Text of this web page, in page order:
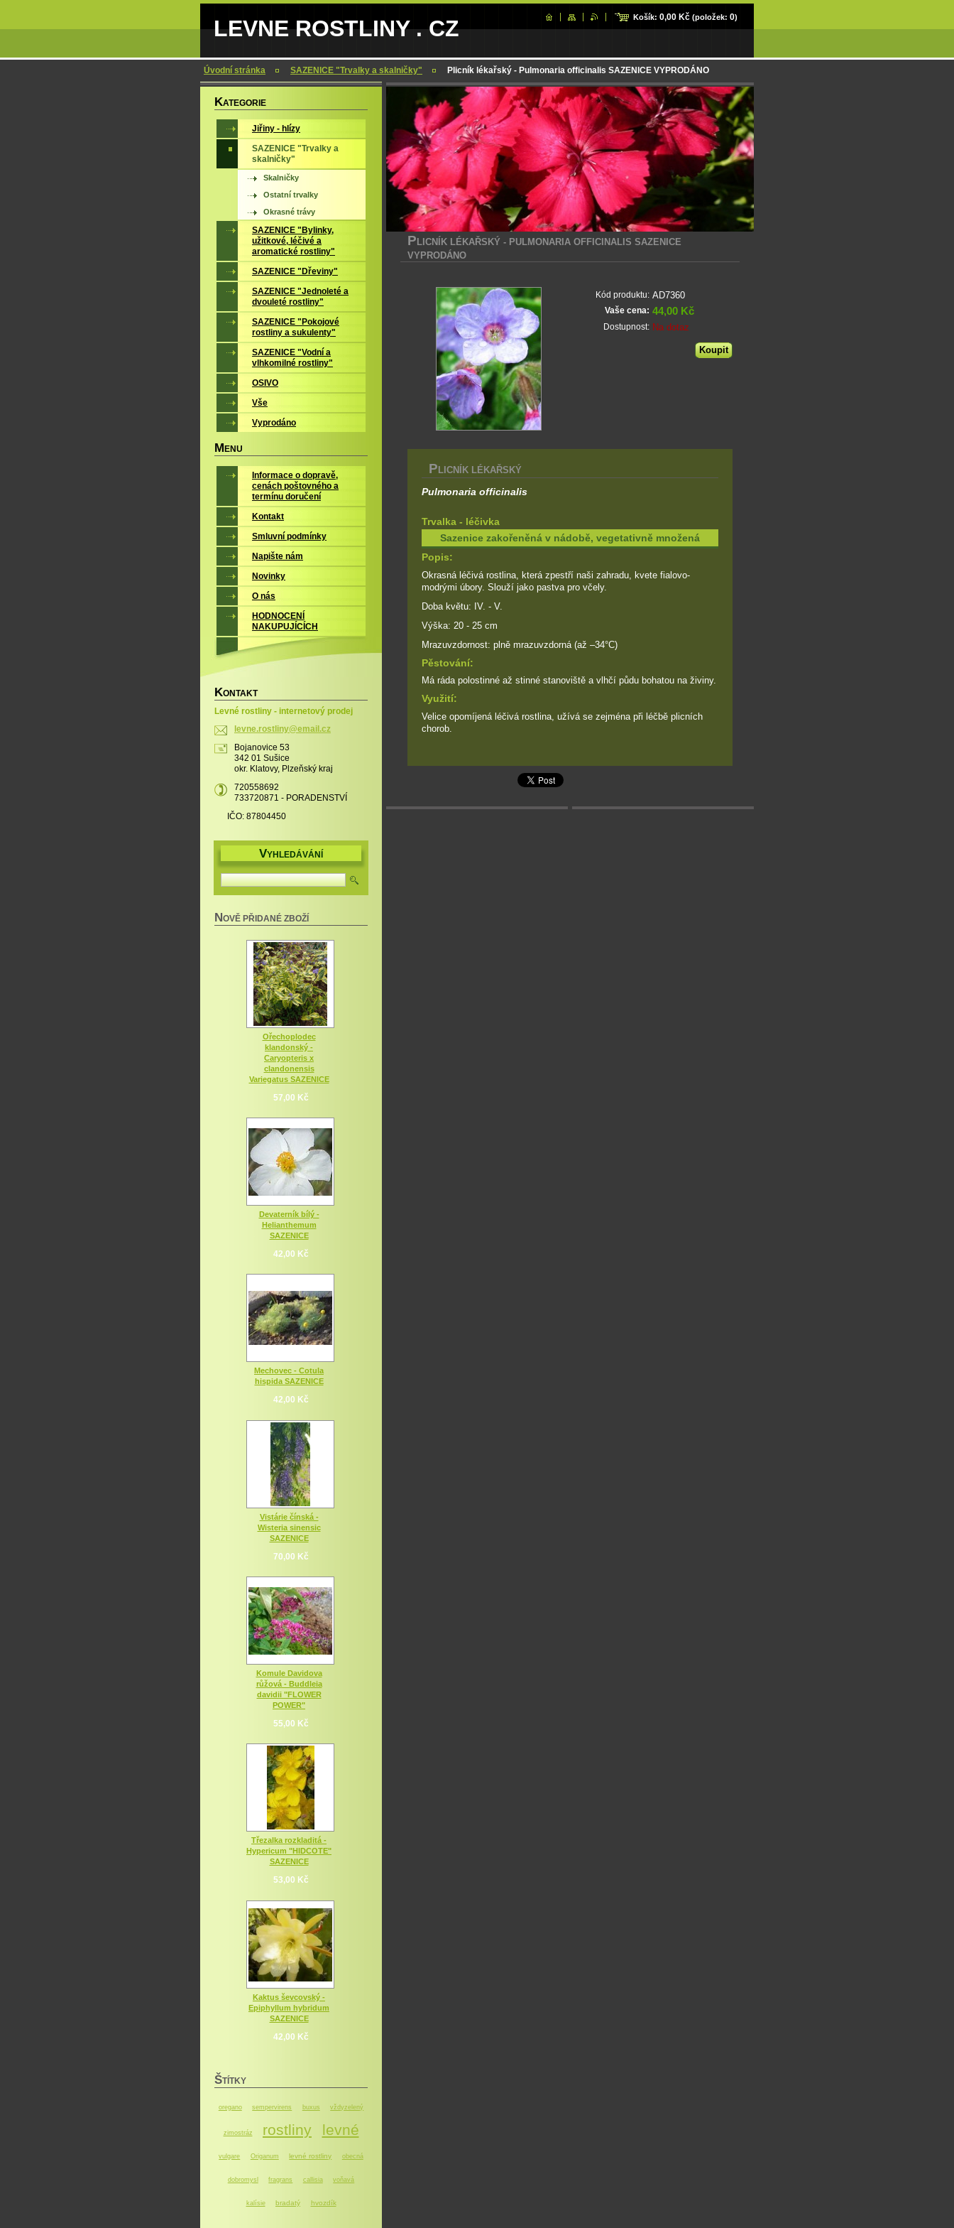
LEVNE ROSTLINY . CZ Košík: 0,00 Kč (položek: 0)
Úvodní stránka SAZENICE "Trvalky a skalničky" Plicník lékařský - Pulmonaria officinalis SAZENICE VYPRODÁNO
P LICNÍK LÉKAŘSKÝ - PULMONARIA OFFICINALIS SAZENICE
VYPRODÁNO
Kód produktu: AD7360
Vaše cena: 44,00 Kč
Dostupnost: Na dotaz
P LICNÍK LÉKAŘSKÝ
Pulmonaria officinalis
Trvalka - léčivka
Sazenice zakořeněná v nádobě, vegetativně množená
Popis:
Okrasná léčivá rostlina, která zpestří naši zahradu, kvete fialovo-
modrými úbory. Slouží jako pastva pro včely.
Doba květu: IV. - V.
Výška: 20 - 25 cm
Mrazuvzdornost: plně mrazuvzdorná (až –34°C)
Pěstování:
Má ráda polostinné až stinné stanoviště a vlhčí půdu bohatou na živiny.
Využití:
Velice opomíjená léčivá rostlina, užívá se zejména při léčbě plicních
chorob.
KATEGORIE
Jiřiny - hlízy
SAZENICE "Trvalky a
skalničky"
Skalničky
Ostatní trvalky
Okrasné trávy
SAZENICE "Bylinky,
užitkové, léčivé a
aromatické rostliny"
SAZENICE "Dřeviny"
SAZENICE "Jednoleté a
dvouleté rostliny"
SAZENICE "Pokojové
rostliny a sukulenty"
SAZENICE "Vodní a
vlhkomilné rostliny"
OSIVO
Vše
Vyprodáno
M ENU
Informace o dopravě,
cenách poštovného a
termínu doručení
Kontakt
Smluvní podmínky
Napište nám
Novinky
O nás
HODNOCENÍ
NAKUPUJÍCÍCH
KONTAKT
Levné rostliny - internetový prodej
levne.rostliny@email.cz
Bojanovice 53
342 01 Sušice
okr. Klatovy, Plzeňský kraj
720558692
733720871 - PORADENSTVÍ
IČO: 87804450
VYHLEDÁVÁNÍ
NOVĚ PŘIDANÉ ZBOŽÍ
Ořechoplodec
klandonský -
Caryopteris x
clandonensis
Variegatus SAZENICE
57,00 Kč
Devaterník bílý -
Helianthemum
SAZENICE
42,00 Kč
Mechovec - Cotula
hispida SAZENICE
42,00 Kč
Vistárie čínská -
Wisteria sinensic
SAZENICE
70,00 Kč
Komule Davidova
růžová - Buddleia
davidii "FLOWER
POWER"
55,00 Kč
Třezalka rozkladitá -
Hypericum "HIDCOTE"
SAZENICE
53,00 Kč
Kaktus ševcovský -
Epiphyllum hybridum
SAZENICE
42,00 Kč
ŠTÍTKY
oregano sempervirens buxus vždyzelený
zimostráz rostliny levné
vulgare Origanum levné rostliny obecná
dobromysl fragrans callisia voňavá
kalísie bradatý hvozdík